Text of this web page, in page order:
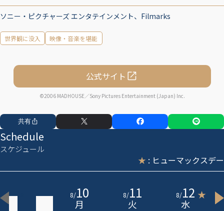
ソニー・ピクチャーズ エンタテインメント、Filmarks
世界観に没入 映像・音楽を堪能
公式サイト
©2006 MADHOUSE／Sony Pictures Entertainment (Japan) Inc.
共有
Schedule
スケジュール
★ : ヒューマックスデー
8/10
月
8/11
火
8/12 ★
水